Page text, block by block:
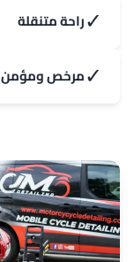
✓راحة متنقلة
✓مرخص ومؤمن